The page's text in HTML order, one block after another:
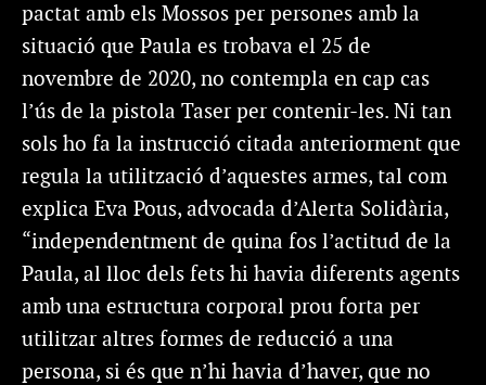
pactat amb els Mossos per persones amb la
situació que Paula es trobava el 25 de
novembre de 2020, no contempla en cap cas
l’ús de la pistola Taser per contenir-les. Ni tan
sols ho fa la instrucció citada anteriorment que
regula la utilització d’aquestes armes, tal com
explica Eva Pous, advocada d’Alerta Solidària,
“independentment de quina fos l’actitud de la
Paula, al lloc dels fets hi havia diferents agents
amb una estructura corporal prou forta per
utilitzar altres formes de reducció a una
persona, si és que n’hi havia d’haver, que no